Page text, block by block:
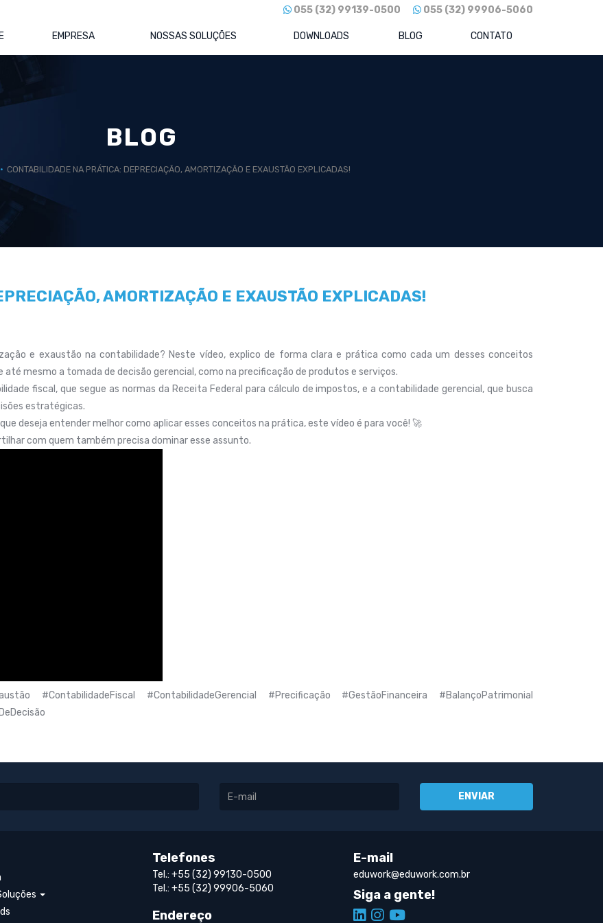
055 (32) 99139-0500 055 (32) 99906-5060
EMPRESA NOSSAS SOLUÇÕES DOWNLOADS BLOG CONTATO
BLOG
CONTABILIDADE NA PRÁTICA: DEPRECIAÇÃO, AMORTIZAÇÃO E EXAUSTÃO EXPLICADAS!
AMORTIZAÇÃO E EXAUSTÃO EXPLICADAS!
e exaustão na contabilidade? Neste vídeo, explico de forma clara e prática como cada um desses conceitos
mesmo a tomada de decisão gerencial, como na precificação de produtos e serviços.
fiscal, que segue as normas da Receita Federal para cálculo de impostos, e a contabilidade gerencial, que busca
estratégicas.
deseja entender melhor como aplicar esses conceitos na prática, este vídeo é para você! 🚀
com quem também precisa dominar esse assunto.
#ContabilidadeFiscal #ContabilidadeGerencial #Precificação #GestãoFinanceira #BalançoPatrimonial
Telefones
Tel.: +55 (32) 99130-0500
Tel.: +55 (32) 99906-5060
Endereço
E-mail
eduwork@eduwork.com.br
Siga a gente!